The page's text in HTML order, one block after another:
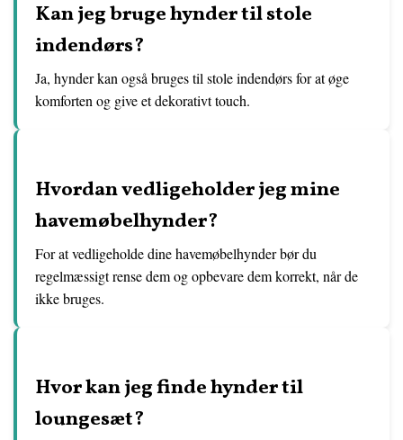
Kan jeg bruge hynder til stole
indendørs?
Ja, hynder kan også bruges til stole indendørs for at øge
komforten og give et dekorativt touch.
Hvordan vedligeholder jeg mine
havemøbelhynder?
For at vedligeholde dine havemøbelhynder bør du
regelmæssigt rense dem og opbevare dem korrekt, når de
ikke bruges.
Hvor kan jeg finde hynder til
loungesæt?